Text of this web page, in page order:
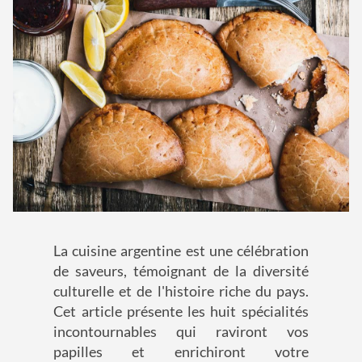
La cuisine argentine est une célébration
de saveurs, témoignant de la diversité
culturelle et de l'histoire riche du pays.
Cet article présente les huit spécialités
incontournables qui raviront vos
papilles et enrichiront votre